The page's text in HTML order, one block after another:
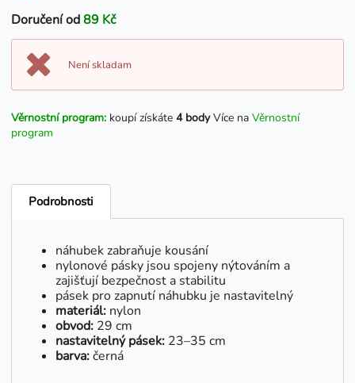
Doručení od89 Kč
Není skladam
Věrnostní program: koupí získáte 4 bodyVíce na Věrnostní
program
Podrobnosti
náhubek zabraňuje kousání
nylonové pásky jsou spojeny nýtováním a
zajišťují bezpečnost a stabilitu
pásek pro zapnutí náhubku je nastavitelný
materiál: nylon
obvod: 29 cm
nastavitelný pásek: 23–35 cm
barva:černá